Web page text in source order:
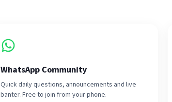
WhatsApp Community
Quick daily questions, announcements and live
banter. Free to join from your phone.